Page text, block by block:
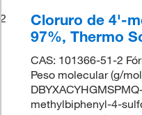
2
Cloruro de 4'-
97%, Thermo
CAS: 101366-51-2
Peso molecular (g/
methylbiphenyl-4-